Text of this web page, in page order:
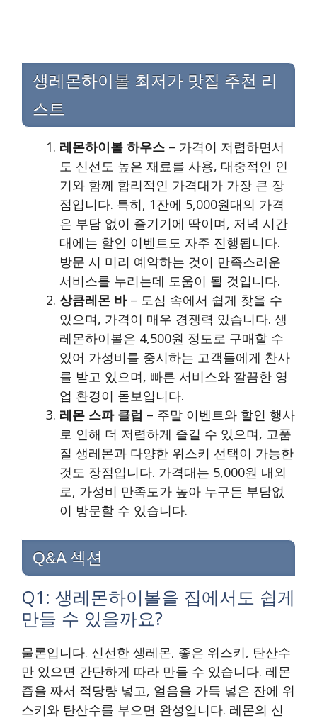
생레몬하이볼 최저가 맛집 추천 리
스트
레몬하이볼 하우스 – 가격이 저렴하면서
도 신선도 높은 재료를 사용, 대중적인 인
기와 함께 합리적인 가격대가 가장 큰 장
점입니다. 특히, 1잔에 5,000원대의 가격
은 부담 없이 즐기기에 딱이며, 저녁 시간
대에는 할인 이벤트도 자주 진행됩니다.
방문 시 미리 예약하는 것이 만족스러운
서비스를 누리는데 도움이 될 것입니다.
상큼레몬 바– 도심 속에서 쉽게 찾을 수
있으며, 가격이 매우 경쟁력 있습니다. 생
레몬하이볼은 4,500원 정도로 구매할 수
있어 가성비를 중시하는 고객들에게 찬사
를 받고 있으며, 빠른 서비스와 깔끔한 영
업 환경이 돋보입니다.
레몬 스파 클럽 – 주말 이벤트와 할인 행사
로 인해 더 저렴하게 즐길 수 있으며, 고품
질 생레몬과 다양한 위스키 선택이 가능한
것도 장점입니다. 가격대는 5,000원 내외
로, 가성비 만족도가 높아 누구든 부담없
이 방문할 수 있습니다.
Q&A 섹션
Q1: 생레몬하이볼을 집에서도 쉽게
만들 수 있을까요?
물론입니다. 신선한 생레몬, 좋은 위스키, 탄산수
만 있으면 간단하게 따라 만들 수 있습니다. 레몬
즙을 짜서 적당량 넣고, 얼음을 가득 넣은 잔에 위
스키와 탄산수를 부으면 완성입니다. 레몬의 신